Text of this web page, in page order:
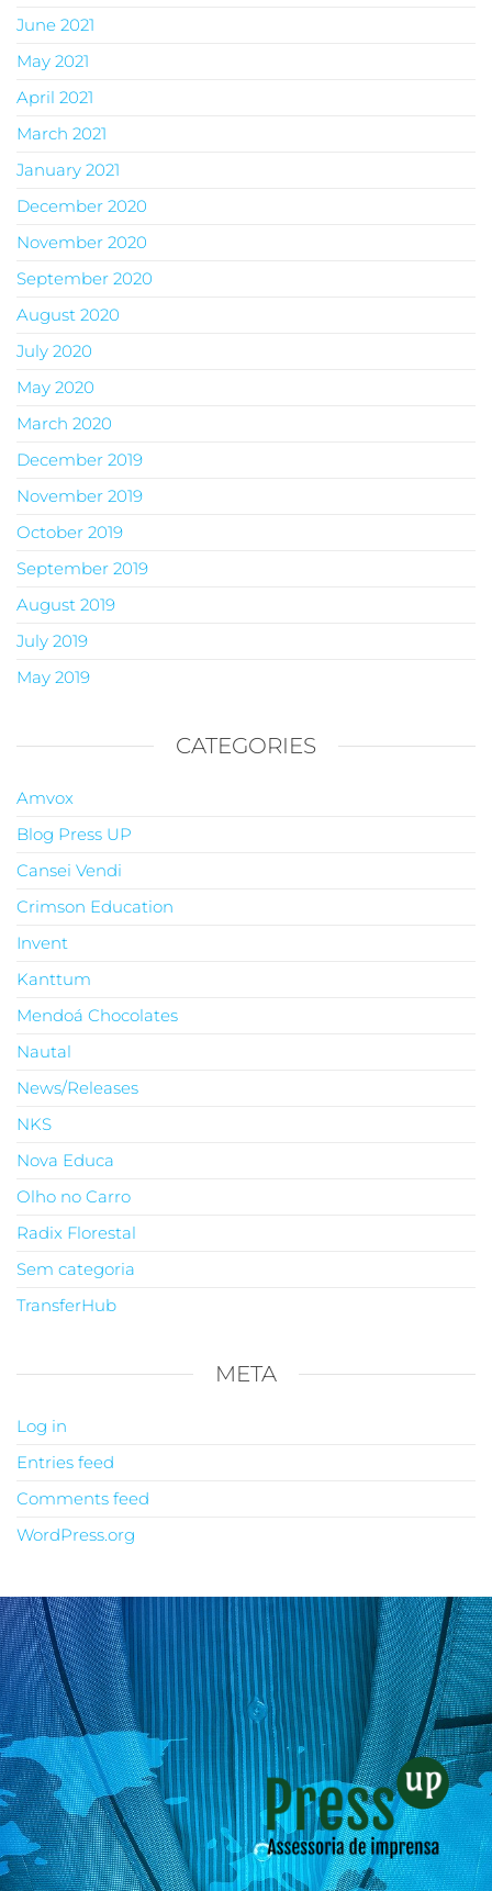
June 2021
May 2021
April 2021
March 2021
January 2021
December 2020
November 2020
September 2020
August 2020
July 2020
May 2020
March 2020
December 2019
November 2019
October 2019
September 2019
August 2019
July 2019
May 2019
CATEGORIES
Amvox
Blog Press UP
Cansei Vendi
Crimson Education
Invent
Kanttum
Mendoá Chocolates
Nautal
News/Releases
NKS
Nova Educa
Olho no Carro
Radix Florestal
Sem categoria
TransferHub
META
Log in
Entries feed
Comments feed
WordPress.org